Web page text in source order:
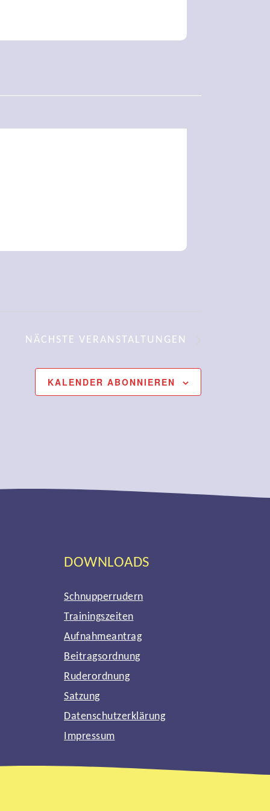
NÄCHSTE VERANSTALTUNGEN
KALENDER ABONNIEREN
DOWNLOADS
Schnupperrudern
Trainingszeiten
Aufnahmeantrag
Beitragsordnung
Ruderordnung
Satzung
Datenschutzerklärung
Impressum